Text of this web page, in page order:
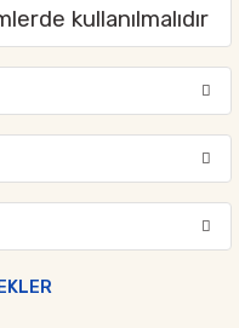
kullanılmalıdır
siz yapın!
sorulmamış.
ve diğer